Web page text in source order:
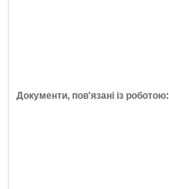
Документи, пов'язані із роботою: